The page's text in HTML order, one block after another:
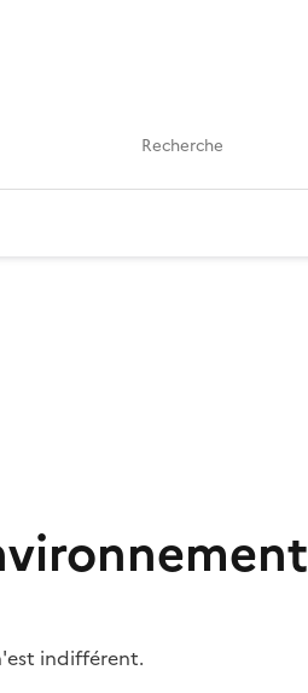
indifférent.